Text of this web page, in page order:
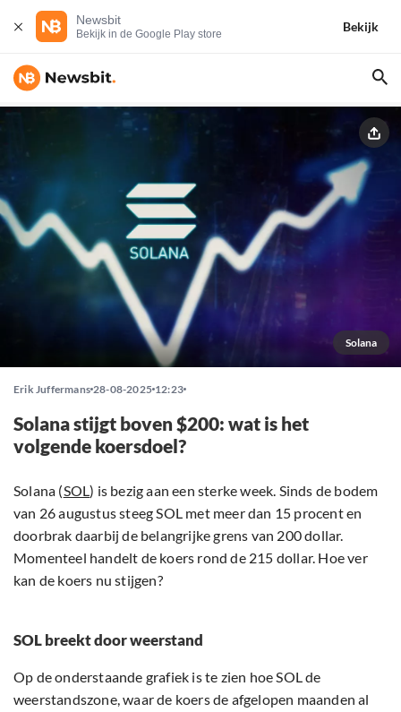
Newsbit
Bekijk in de Google Play store
Bekijk
Solana
Erik Juffermans 28-08-2025 12:23
Solana stijgt boven $200: wat is het
volgende koersdoel?
Solana (SOL) is bezig aan een sterke week. Sinds de bodem
van 26 augustus steeg SOL met meer dan 15 procent en
doorbrak daarbij de belangrijke grens van 200 dollar.
Momenteel handelt de koers rond de 215 dollar. Hoe ver
kan de koers nu stijgen?
SOL breekt door weerstand
Op de onderstaande grafiek is te zien hoe SOL de
weerstandszone, waar de koers de afgelopen maanden al